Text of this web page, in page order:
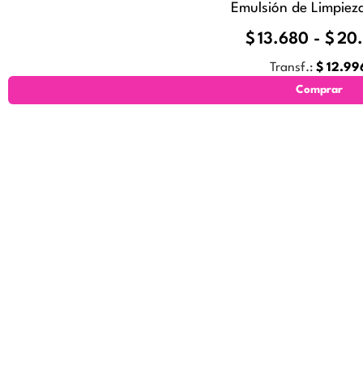
Emulsión de
$ 13.680 - $
Transf.: $
Comprar